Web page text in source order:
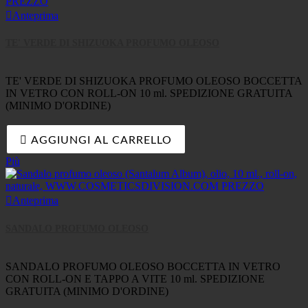
Anteprima
TE' VERDE DI SHIZUOKA PROFUMO OLEOSO BOCCETTA
IN VETRO CON ROLL-ON 10 ml. SPEDIZIONE GRATUITA
(MINIMO D'ORDINE)
AGGIUNGI AL CARRELLO
Più
Anteprima
SANDALO PROFUMO OLEOSO BOCCETTA IN VETRO
CON ROLL-ON E TAPPO A VITE 10 ml. SPEDIZIONE
GRATUITA (MINIMO D'ORDINE)